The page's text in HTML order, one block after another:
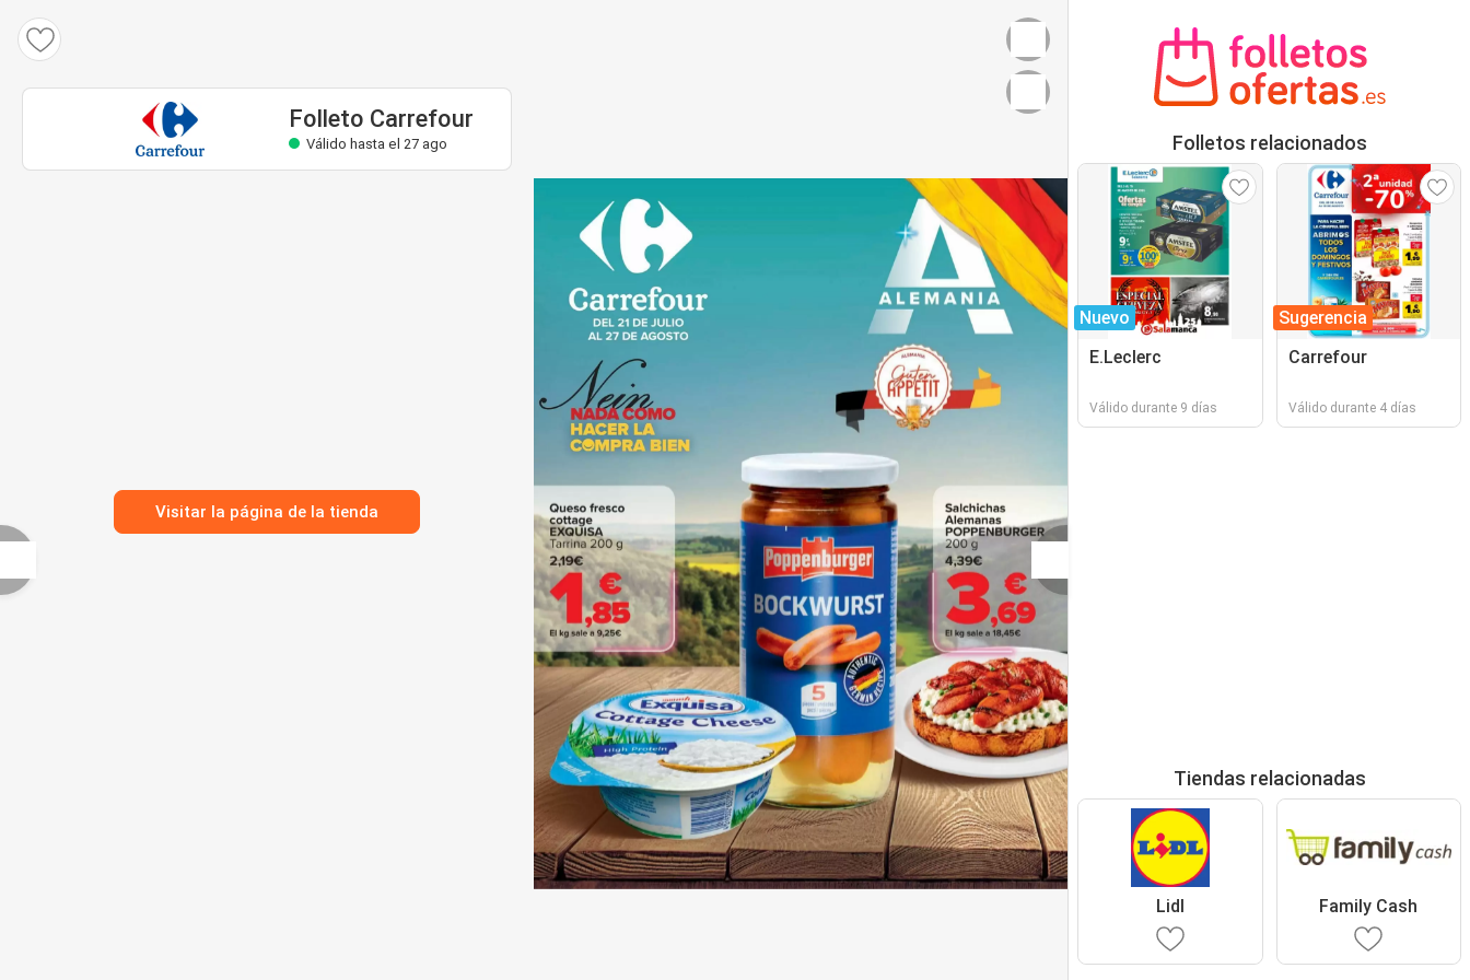
Folleto Carrefour
Válido hasta el 27 ago
Visitar la página de la tienda
Folletos relacionados
Nuevo
E.Leclerc
Válido durante 9 días
Sugerencia
Carrefour
Válido durante 4 días
Tiendas relacionadas
Lidl Family Cash